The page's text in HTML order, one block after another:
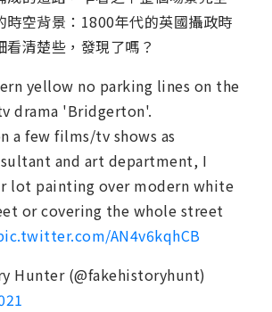
時空背景：1800年代的英國攝政時
看清楚些，發現了嗎？
yellow no parking lines on the
drama 'Bridgerton'.
a few films/tv shows as
and art department, I
lot painting over modern white
or covering the whole street
AN4v6kqhCB
Hunter (@fakehistoryhunt)